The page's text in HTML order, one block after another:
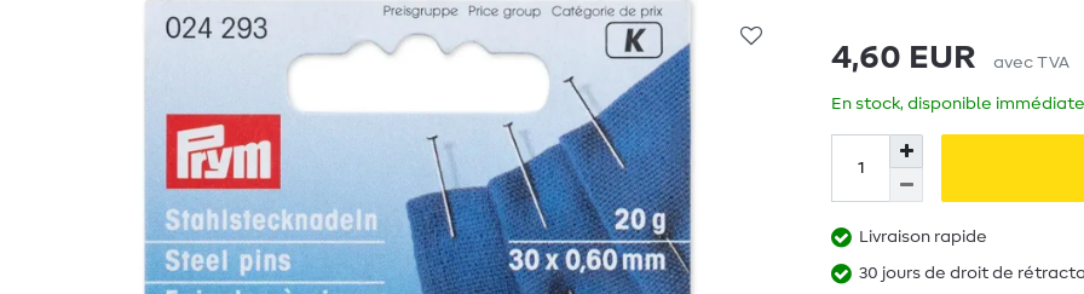
4,60 EUR avec TVA
En stock, disponible
Livraison rapide
30 jours de droit de